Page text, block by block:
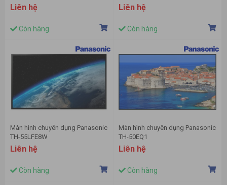
Liên hệ
Còn hàng
Liên hệ
Còn hàng
Màn hình chuyên dụng Panasonic
TH-55LFE8W
Liên hệ
Còn hàng
Màn hình chuyên dụng Panasonic
TH-50EQ1
Liên hệ
Còn hàng